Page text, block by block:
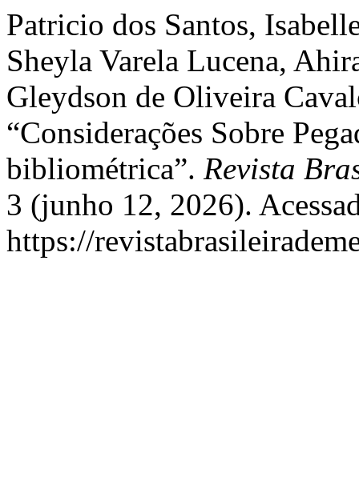
Patricio dos Santos,
Sheyla Varela Lucena,
Gleydson de Oliveira
“Considerações Sobre
bibliométrica”. Revista
3 (junho 12, 2026).
https://